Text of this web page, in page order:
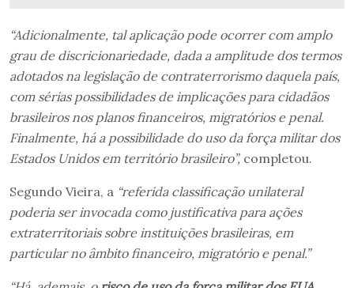
“Adicionalmente, tal aplicação pode ocorrer com amplo
grau de discricionariedade, dada a amplitude dos termos
adotados na legislação de contraterrorismo daquela país,
com sérias possibilidades de implicações para cidadãos
brasileiros nos planos financeiros, migratórios e penal.
Finalmente, há a possibilidade do uso da força militar dos
Estados Unidos em território brasileiro”, completou.
Segundo Vieira, a “referida classificação unilateral
poderia ser invocada como justificativa para ações
extraterritoriais sobre instituições brasileiras, em
particular no âmbito financeiro, migratório e penal.”